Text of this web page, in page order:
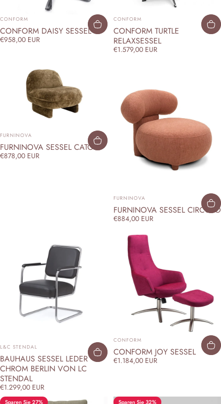
ANBIETER:
CONFORM
CONFORM DAISY SESSEL
€958,00 EUR
ANBIETER:
CONFORM
CONFORM TURTLE
RELAXSESSEL
€1.579,00 EUR
ANBIETER:
FURNINOVA
FURNINOVA SESSEL CATO
€878,00 EUR
ANBIETER:
FURNINOVA
FURNINOVA SESSEL CIRCOLO
€884,00 EUR
ANBIETER:
L&C STENDAL
BAUHAUS SESSEL LEDER
CHROM BERLIN VON LC
STENDAL
€1.299,00 EUR
ANBIETER:
CONFORM
CONFORM JOY SESSEL
€1.184,00 EUR
Sparen Sie 27% Sparen Sie 32%